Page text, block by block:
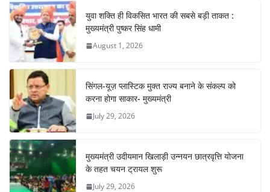
युवा शक्ति ही विकसित भारत की सबसे बड़ी ताकत :
मुख्यमंत्री पुष्कर सिंह धामी
August 1, 2026
सिंगल-यूज़ प्लास्टिक मुक्त राज्य बनाने के संकल्प को
करना होगा साकार- मुख्यमंत्री
July 29, 2026
मुख्यमंत्री उदीयमान खिलाड़ी उन्नयन छात्रवृत्ति योजना
के तहत चयन ट्रायल शुरू
July 29, 2026